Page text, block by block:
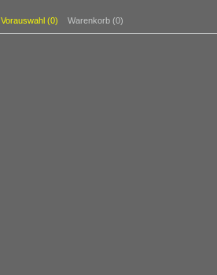
Vorauswahl (0) Warenkorb (0)